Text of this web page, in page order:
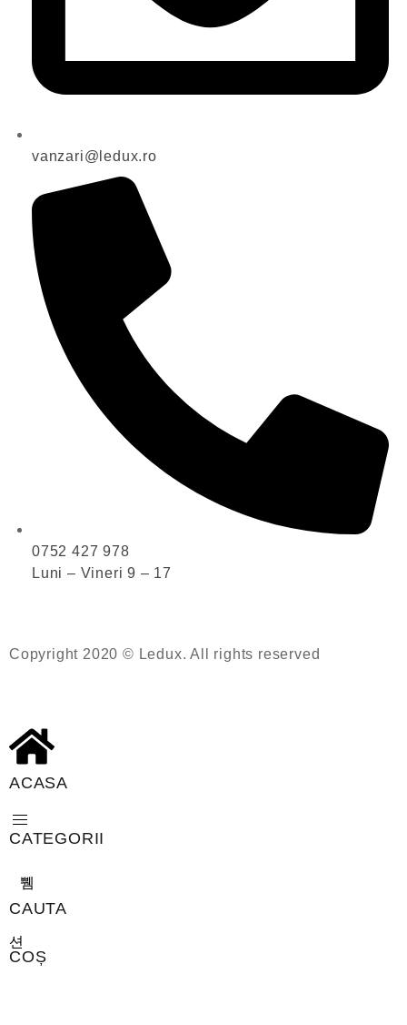
vanzari@ledux.ro
0752 427 978
Luni – Vineri 9 – 17
Copyright 2020 © Ledux. All rights reserved
ACASA
CATEGORII
CAUTA
COȘ